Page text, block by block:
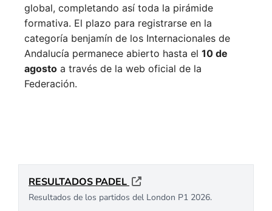
global, completando así toda la pirámide
formativa. El plazo para registrarse en la
categoría benjamín de los Internacionales de
Andalucía permanece abierto hasta el 10 de
agosto a través de la web oficial de la
Federación.